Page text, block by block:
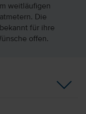
weitläufigen
Die
für ihre
offen.